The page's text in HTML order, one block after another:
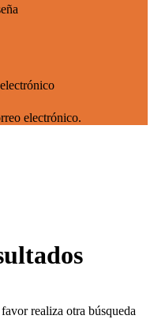
electrónico.
realiza otra búsqueda